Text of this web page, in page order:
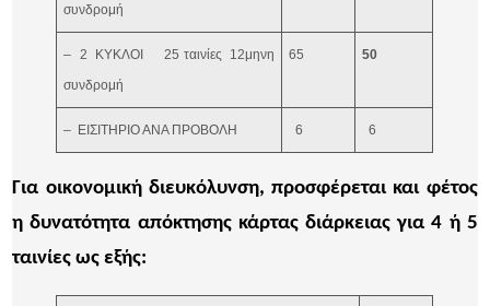
συνδρομή
– 2 ΚΥΚΛΟΙ 25 ταινίες 12μηνη
συνδρομή
65 50
– ΕΙΣΙΤΗΡΙΟ ΑΝΑ ΠΡΟΒΟΛΗ 6 6
Για οικονομική διευκόλυνση, προσφέρεται και φέτος
η δυνατότητα απόκτησης κάρτας διάρκειας για 4 ή 5
ταινίες ως εξής: